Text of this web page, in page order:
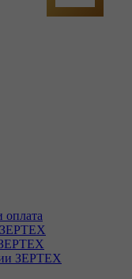
оплата
ЗЕРТЕХ